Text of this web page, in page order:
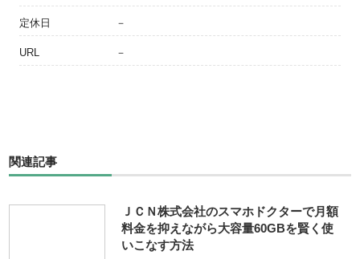
定休日 －
URL －
関連記事
ＪＣＮ株式会社のスマホドクターで月額
料金を抑えながら大容量60GBを賢く使
いこなす方法